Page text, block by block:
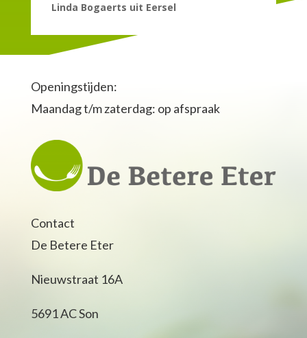
Linda Bogaerts uit Eersel
Openingstijden:
Maandag t/m zaterdag: op afspraak
Contact
De Betere Eter
Nieuwstraat 16A
5691 AC Son